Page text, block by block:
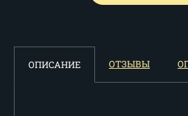
береста
Нож
дамаск
ОПИСАНИЕ ОТЗЫВЫ